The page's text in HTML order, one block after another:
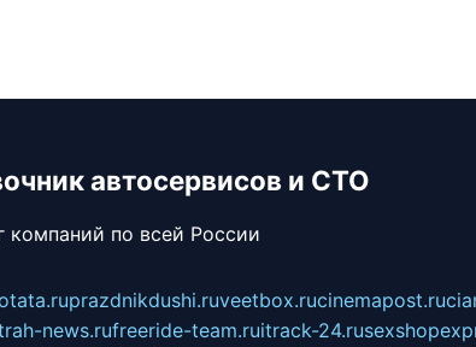
автосервисов и СТО
компаний по всей России
prazdnikdushi.ruveetbox.rucinemapost.ru
news.rufreeride-team.ruitrack-24.ru